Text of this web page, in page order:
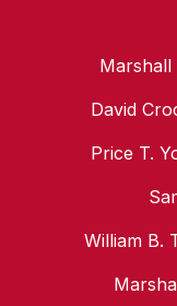
Marshall
David
Price T.
William B.